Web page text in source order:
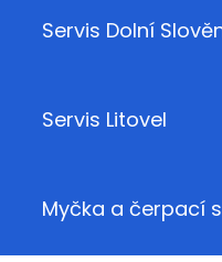
Servis Dolní
Servis Litovel
Myčka a čerpací